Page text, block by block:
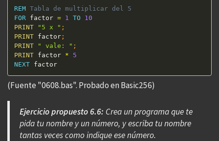
REM Tabla de multiplicar del 5
FOR factor = 1 TO
10
PRINT
"5 x " ;
PRINT factor ;
PRINT
" vale: " ;
PRINT factor *
5
NEXT factor
(Fuente "0608.bas". Probado en Basic256)
Ejercicio propuesto 6.6: Crea un programa que te
pida tu nombre y un número, y escriba tu nombre
tantas veces como indique ese número.